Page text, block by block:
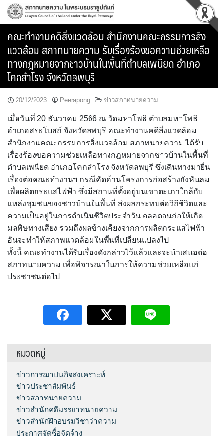
Skip
คณะทำงานคดีสิ่งแวดล้อม สำนักงานคณะกรรมการสิ่ง
แวดล้อม สภาทนายความ รับเรื่องร้องขอความช่วยเหลือ
ทางกฎหมายจากชาวบ้านในพื้นที่ตำบลเพนียด อำเภอ
โคกสำโรง จังหวัดลพบุรี
20/12/2023 Peerapong ข่าวสภาทนายความ
เมื่อวันที่ 20 ธันวาคม 2566 ณ วัดมหาโพธิ ตำบลมหาโพธิ
อำเภอสระโบสถ์ จังหวัดลพบุรี คณะทำงานคดีสิ่งแวดล้อม
สำนักงานคณะกรรมการสิ่งแวดล้อม สภาทนายความ ได้รับ
เรื่องร้องขอความช่วยเหลือทางกฎหมายจากชาวบ้านในพื้นที่
ตำบลเพนียด อำเภอโคกสำโรง จังหวัดลพบุรี ซึ่งเดินทางมายื่น
เรื่องต่อคณะทำงานฯ กรณีคัดค้านโครงการก่อสร้างกังหันลม
เพื่อผลิตกระแสไฟฟ้า ซึ่งมีสถานที่ตั้งอยู่บนเขาตะเภาใกล้กับ
แหล่งชุมชนของชาวบ้านในพื้นที่ ส่งผลกระทบต่อวิถีชีวิตและ
ความเป็นอยู่ในการดำเนินชีวิตประจำวัน ตลอดจนก่อให้เกิด
มลพิษทางเสียง รวมถึงผลข้างเคียงจากการผลิตกระแสไฟฟ้า
อันจะทำให้สภาพแวดล้อมในพื้นที่เปลี่ยนแปลงไป
ทั้งนี้ คณะทำงานได้รับเรื่องดังกล่าวไว้แล้วและจะนำเสนอต่อ
สภาทนายความ เพื่อพิจารณาในการให้ความช่วยเหลือแก่
ประชาชนต่อไป
หมวดหมู่
ข่าวการฌาปนกิจสงเคราะห์
ข่าวประชาสัมพันธ์
ข่าวสภาทนายความ
ข่าวสำนักคดีมรรยาทนายความ
ข่าวสำนักฝึกอบรมวิชาว่าความ
ประกาศจัดซื้อจัดจ้าง